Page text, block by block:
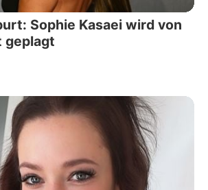
Sophie Kasaei wird von
geplagt